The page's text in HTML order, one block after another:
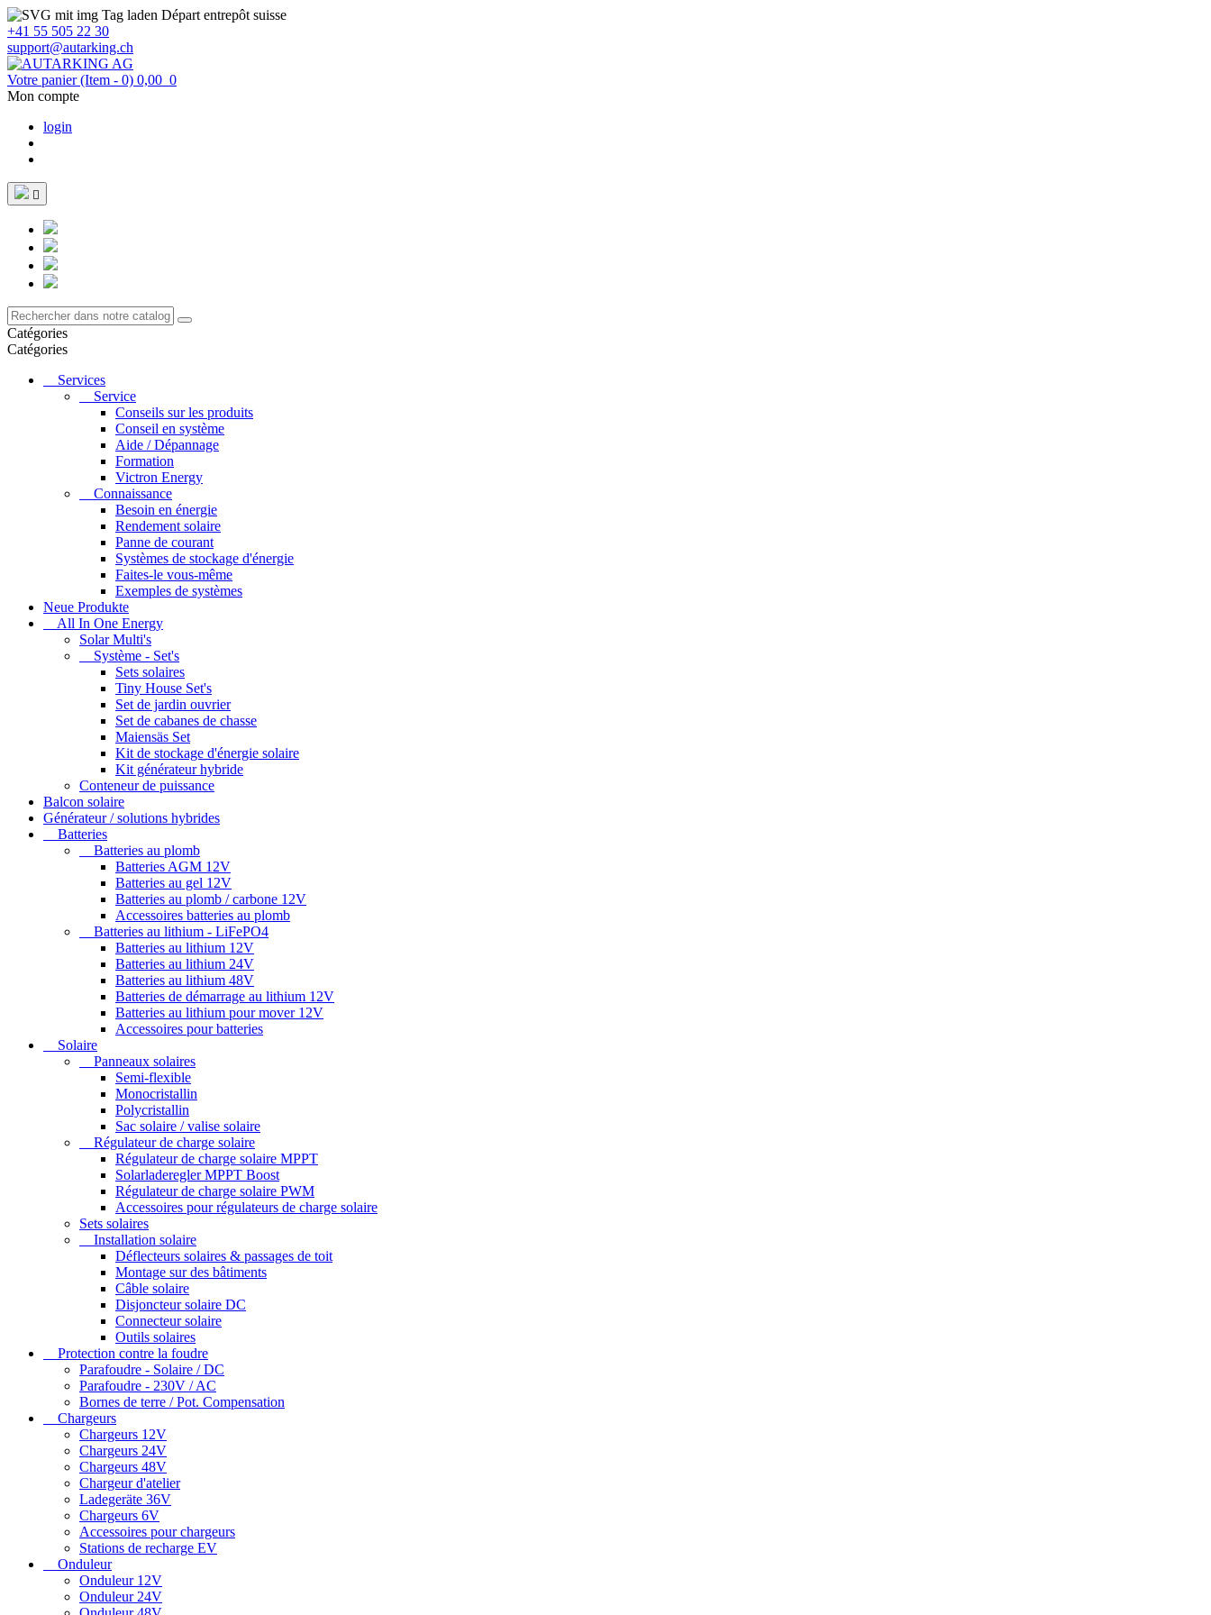
Départ entrepôt suisse
+41 55 505 22 30
support@autarking.ch
Votre panier (Item - 0) 0,00 0
Mon compte
login

Catégories
Catégories
Services
Service
Conseils sur les produits
Conseil en système
Aide / Dépannage
Formation
Victron Energy
Connaissance
Besoin en énergie
Rendement solaire
Panne de courant
Systèmes de stockage d'énergie
Faites-le vous-même
Exemples de systèmes
Neue Produkte
All In One Energy
Solar Multi's
Système - Set's
Sets solaires
Tiny House Set's
Set de jardin ouvrier
Set de cabanes de chasse
Maiensäs Set
Kit de stockage d'énergie solaire
Kit générateur hybride
Conteneur de puissance
Balcon solaire
Générateur / solutions hybrides
Batteries
Batteries au plomb
Batteries AGM 12V
Batteries au gel 12V
Batteries au plomb / carbone 12V
Accessoires batteries au plomb
Batteries au lithium - LiFePO4
Batteries au lithium 12V
Batteries au lithium 24V
Batteries au lithium 48V
Batteries de démarrage au lithium 12V
Batteries au lithium pour mover 12V
Accessoires pour batteries
Solaire
Panneaux solaires
Semi-flexible
Monocristallin
Polycristallin
Sac solaire / valise solaire
Régulateur de charge solaire
Régulateur de charge solaire MPPT
Solarladeregler MPPT Boost
Régulateur de charge solaire PWM
Accessoires pour régulateurs de charge solaire
Sets solaires
Installation solaire
Déflecteurs solaires & passages de toit
Montage sur des bâtiments
Câble solaire
Disjoncteur solaire DC
Connecteur solaire
Outils solaires
Protection contre la foudre
Parafoudre - Solaire / DC
Parafoudre - 230V / AC
Bornes de terre / Pot. Compensation
Chargeurs
Chargeurs 12V
Chargeurs 24V
Chargeurs 48V
Chargeur d'atelier
Ladegeräte 36V
Chargeurs 6V
Accessoires pour chargeurs
Stations de recharge EV
Onduleur
Onduleur 12V
Onduleur 24V